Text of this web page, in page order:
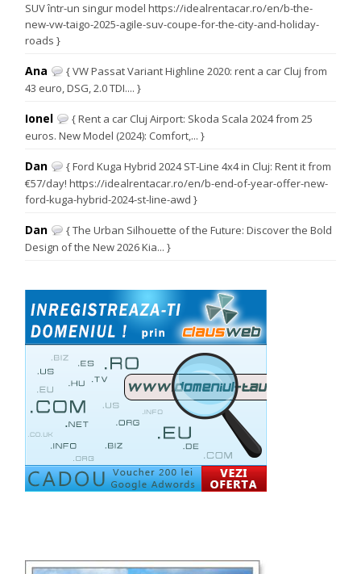
SUV într-un singur model https://idealrentacar.ro/en/b-the-
new-vw-taigo-2025-agile-suv-coupe-for-the-city-and-holiday-
roads }
Ana
{ VW Passat Variant Highline 2020: rent a car Cluj from
43 euro, DSG, 2.0 TDI.... }
Ionel
{ Rent a car Cluj Airport: Skoda Scala 2024 from 25
euros. New Model (2024): Comfort,... }
Dan
{ Ford Kuga Hybrid 2024 ST-Line 4x4 in Cluj: Rent it from
€57/day! https://idealrentacar.ro/en/b-end-of-year-offer-new-
ford-kuga-hybrid-2024-st-line-awd }
Dan
{ The Urban Silhouette of the Future: Discover the Bold
Design of the New 2026 Kia... }